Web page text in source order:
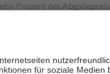
Prozent des
zu stärken und die
mit Ausnahme der